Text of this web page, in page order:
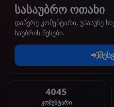
სასაუბრო ოთახი
დაწერე კომენტარი, უპასუხე
საუბრის წესები.
4045
კომენტარი